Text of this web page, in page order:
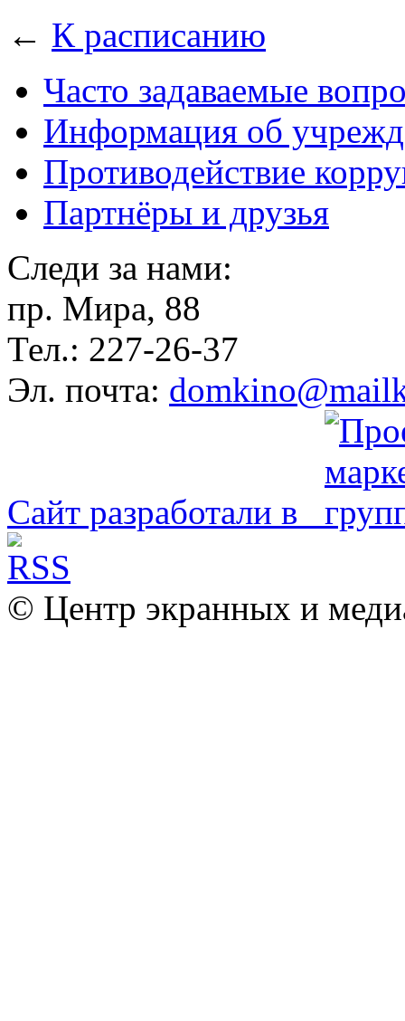
← К расписанию
Часто задаваемые
Информация об
Противодействие
Партнёры и друзья
Следи за нами:
пр. Мира, 88
Тел.: 227-26-37
Эл. почта:
Сайт разработали в
© Центр экранных и